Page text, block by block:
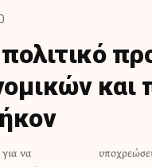
να
αυτών